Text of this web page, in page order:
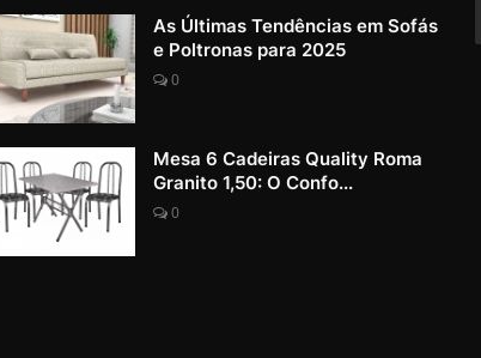
As Últimas Tendências em Sofás
e Poltronas para 2025
0
Mesa 6 Cadeiras Quality Roma
Granito 1,50: O Confo...
0